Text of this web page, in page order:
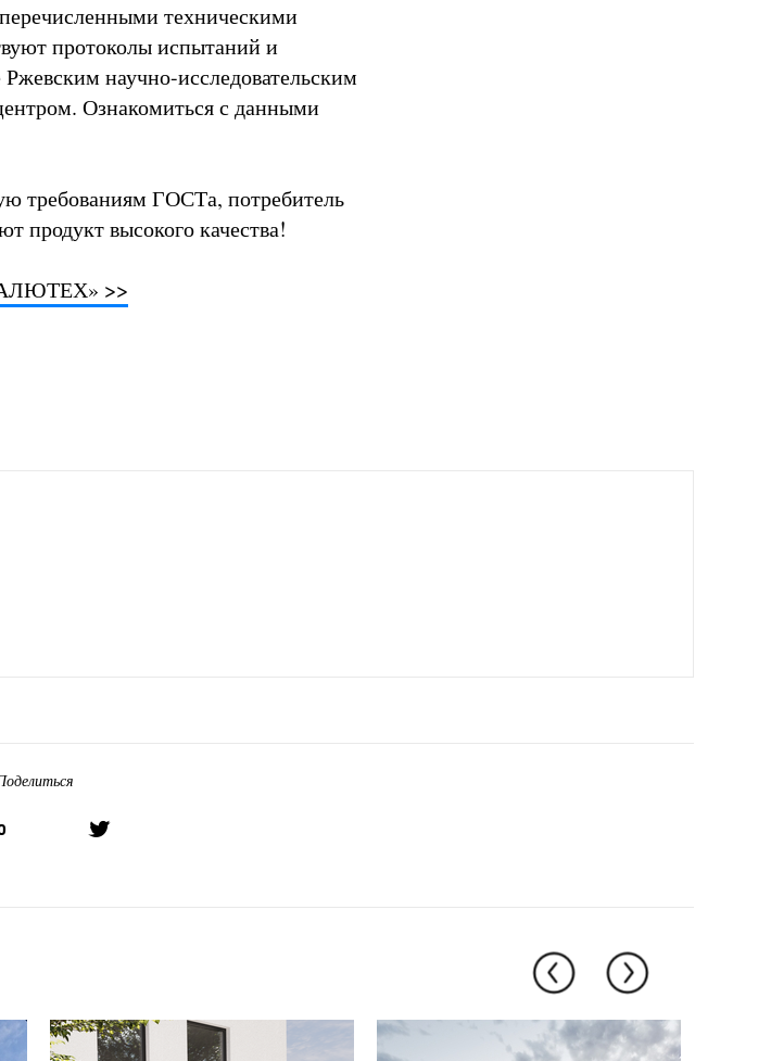
техническими
протоколы испытаний и
научно-исследовательским
Ознакомиться с данными
требованиям ГОСТа, потребитель
продукт высокого качества!
>>